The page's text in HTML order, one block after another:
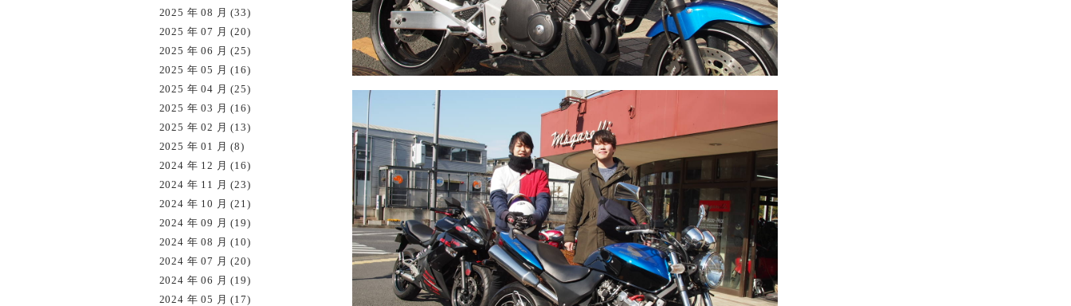
2025 年 08 月 (33)
2025 年 07 月 (20)
2025 年 06 月 (25)
2025 年 05 月 (16)
2025 年 04 月 (25)
2025 年 03 月 (16)
2025 年 02 月 (13)
2025 年 01 月 (8)
2024 年 12 月 (16)
2024 年 11 月 (23)
2024 年 10 月 (21)
2024 年 09 月 (19)
2024 年 08 月 (10)
2024 年 07 月 (20)
2024 年 06 月 (19)
2024 年 05 月 (17)